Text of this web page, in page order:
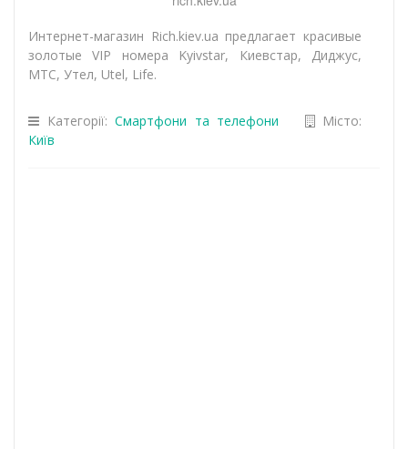
Интернет-магазин Rich.kiev.ua предлагает красивые
золотые VIP номера Kyivstar, Киевстар, Диджус,
МТС, Утел, Utel, Life.
Категорії: Смартфони та телефони
Місто:
Київ